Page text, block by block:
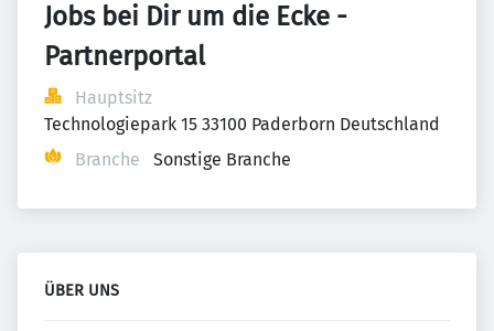
Jobs bei Dir um die Ecke -
Partnerportal
Hauptsitz
Technologiepark 15 33100 Paderborn Deutschland
Branche
Sonstige Branche
ÜBER UNS